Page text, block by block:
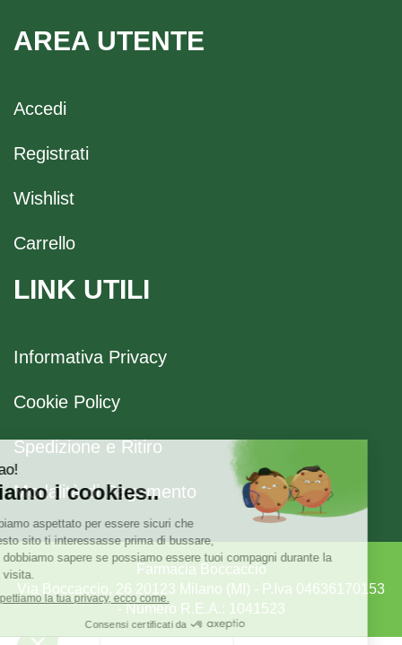
AREA UTENTE
Accedi
Registrati
Wishlist
Carrello
LINK UTILI
Informativa Privacy
Cookie Policy
Spedizione e Ritiro
Modalità di Pagamento
Farmacia Boccaccio
Via Boccaccio, 26 20123 Milano (MI) - P.Iva 04636170153
- Numero R.E.A.: 1041523